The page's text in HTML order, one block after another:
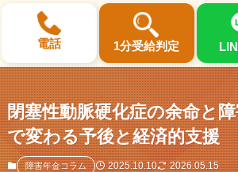
電話 1分受給判定
選ばれる3つの理由
閉塞性動脈硬化症の余命と
で変わる予後と経済的支援
障害年金コラム 2025.10.10 2026.05.15